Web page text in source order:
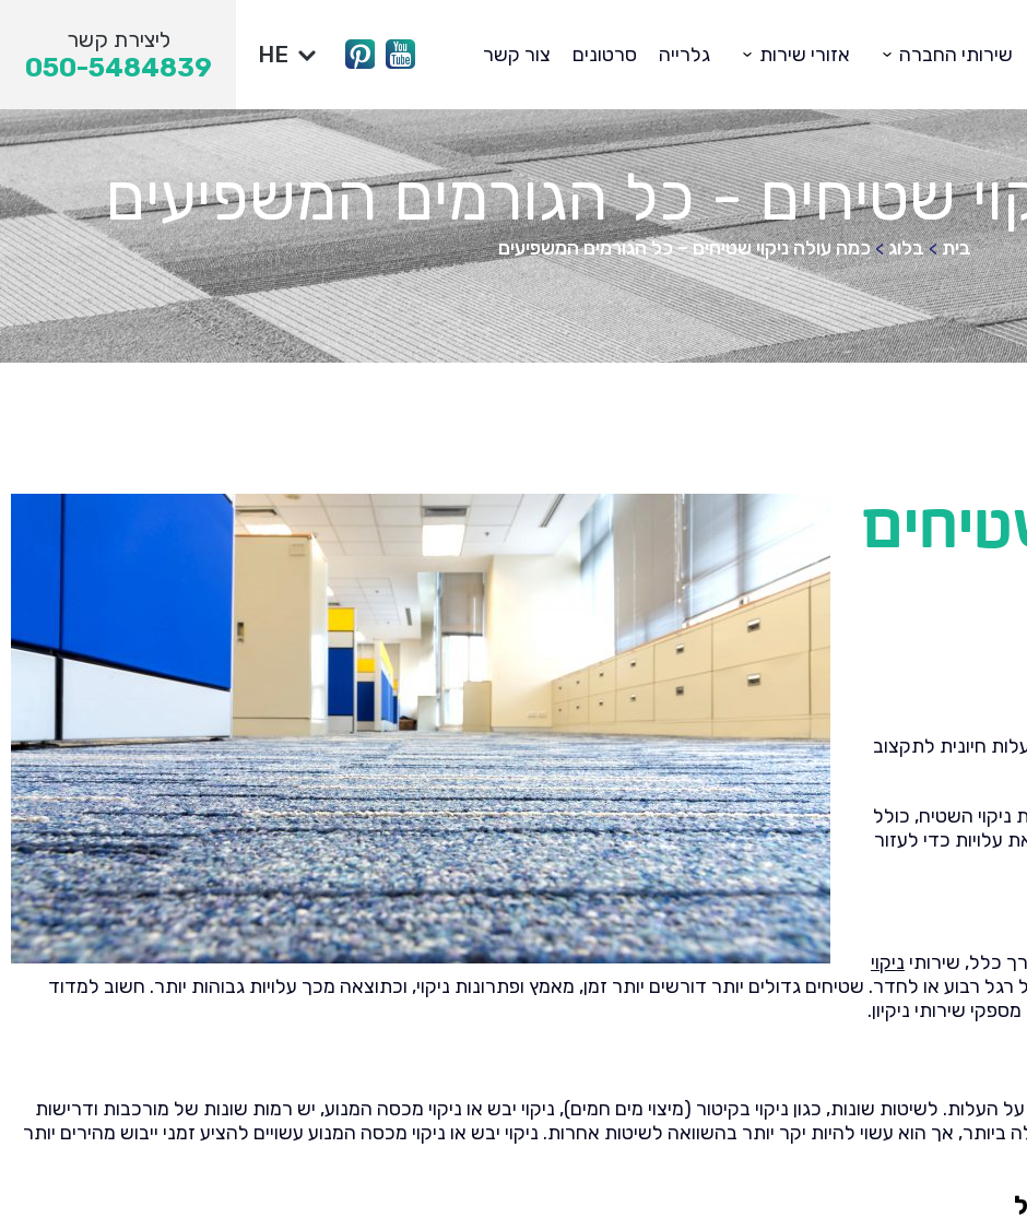
שירותי החברה אזורי שירות גלרייה סרטונים צור קשר HE
ליצירת קשר
050-5484839
שטיחים - כל הגורמים המשפיעים
בית>בלוג>כמה עולה ניקוי שטיחים – כל הגורמים המשפיעים
חיונית לתקצוב
השטיח, כולל
עלויות כדי לעזור
כלל, שירותי ניקוי
רגל רבוע או לחדר. שטיחים גדולים יותר דורשים יותר זמן, מאמץ ופתרונות ניקוי, וכתוצאה מכך עלויות גבוהות יותר. חשוב למדוד
שירותי ניקיון.
לשיטות שונות, כגון ניקוי בקיטור (מיצוי מים חמים), ניקוי יבש או ניקוי מכסה המנוע, יש רמות שונות של מורכבות ודרישות
אך הוא עשוי להיות יקר יותר בהשוואה לשיטות אחרות. ניקוי יבש או ניקוי מכסה המנוע עשויים להציע זמני ייבוש מהירים יותר